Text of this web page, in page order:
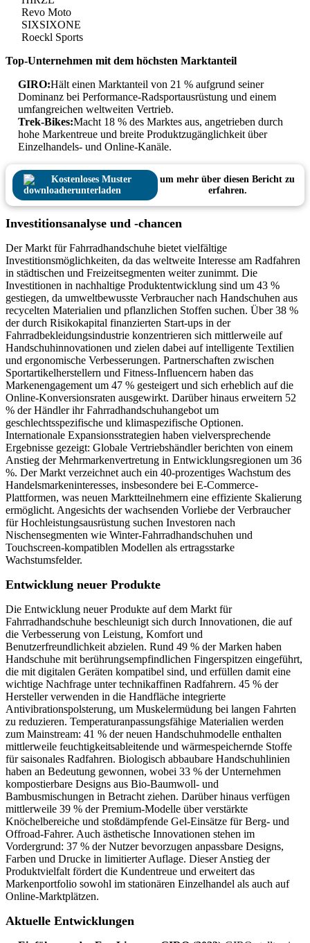
Revo Moto
SIXSIXONE
Roeckl Sports
Top-Unternehmen mit dem höchsten Marktanteil
GIRO:Hält einen Marktanteil von 21 % aufgrund seiner
Dominanz bei Performance-Radsportausrüstung und einem
umfangreichen weltweiten Vertrieb.
Trek-Bikes:Macht 18 % des Marktes aus, angetrieben durch
hohe Markentreue und breite Produktzugänglichkeit über
Einzelhandels- und Online-Kanäle.
Kostenloses Muster
herunterladen
um mehr über diesen Bericht zu
erfahren.
Investitionsanalyse und -chancen
Der Markt für Fahrradhandschuhe bietet vielfältige
Investitionsmöglichkeiten, da das weltweite Interesse am Radfahren
in städtischen und Freizeitsegmenten weiter zunimmt. Die
Investitionen in nachhaltige Produktentwicklung sind um 43 %
gestiegen, da umweltbewusste Verbraucher nach Handschuhen aus
recycelten Materialien und pflanzlichen Stoffen suchen. Über 38 %
der durch Risikokapital finanzierten Start-ups in der
Fahrradbekleidungsindustrie konzentrieren sich mittlerweile auf
Handschuhinnovationen und zielen dabei auf intelligente Textilien
und ergonomische Verbesserungen. Partnerschaften zwischen
Sportartikelherstellern und Fitness-Influencern haben das
Markenengagement um 47 % gesteigert und sich erheblich auf die
Online-Konversionsraten ausgewirkt. Darüber hinaus erweitern 52
% der Händler ihr Fahrradhandschuhangebot um
geschlechtsspezifische und klimaspezifische Optionen.
Internationale Expansionsstrategien haben vielversprechende
Ergebnisse gezeigt: Globale Vertriebshändler berichten von einem
Anstieg der Mehrmarkenvertretung in Entwicklungsregionen um 36
%. Der Markt verzeichnet auch ein 40-prozentiges Wachstum des
Handelsmarkeninteresses, insbesondere bei E-Commerce-
Plattformen, was neuen Marktteilnehmern eine effiziente Skalierung
ermöglicht. Angesichts der wachsenden Vorliebe der Verbraucher
für Hochleistungsausrüstung suchen Investoren nach
Nischensegmenten wie Winter-Fahrradhandschuhen und
Touchscreen-kompatiblen Modellen als ertragsstarke
Wachstumsfelder.
Entwicklung neuer Produkte
Die Entwicklung neuer Produkte auf dem Markt für
Fahrradhandschuhe beschleunigt sich durch Innovationen, die auf
die Verbesserung von Leistung, Komfort und
Benutzerfreundlichkeit abzielen. Rund 49 % der Marken haben
Handschuhe mit berührungsempfindlichen Fingerspitzen eingeführt,
die mit digitalen Geräten kompatibel sind, und erfüllen damit eine
wichtige Nachfrage unter technikaffinen Radfahrern. 45 % der
Hersteller verwenden in die Handfläche integrierte
Antivibrationspolsterung, um Muskelermüdung bei langen Fahrten
zu reduzieren. Temperaturanpassungsfähige Materialien werden
zum Mainstream: 41 % der neuen Handschuhmodelle enthalten
mittlerweile feuchtigkeitsableitende und wärmespeichernde Stoffe
für saisonales Radfahren. Biologisch abbaubare Handschuhlinien
haben an Bedeutung gewonnen, wobei 33 % der Unternehmen
kompostierbare Designs aus Bio-Baumwoll- und
Bambusmischungen in Betracht ziehen. Darüber hinaus verfügen
mittlerweile 39 % der Premium-Modelle über verstärkte
Knöchelbereiche und stoßdämpfende Gel-Einsätze für Berg- und
Offroad-Fahrer. Auch ästhetische Innovationen stehen im
Vordergrund: 37 % der Nutzer bevorzugen anpassbare Designs,
Farben und Drucke in limitierter Auflage. Dieser Anstieg der
Produktvielfalt fördert die Kundentreue und erweitert das
Markenportfolio sowohl im stationären Einzelhandel als auch auf
Online-Marktplätzen.
Aktuelle Entwicklungen